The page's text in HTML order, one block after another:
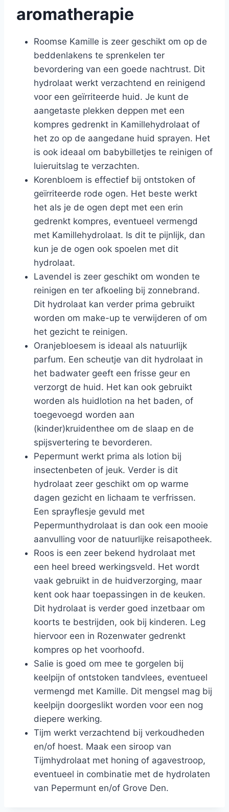
aromatherapie
Roomse Kamille is zeer geschikt om op de
beddenlakens te sprenkelen ter
bevordering van een goede nachtrust. Dit
hydrolaat werkt verzachtend en reinigend
voor een geïrriteerde huid. Je kunt de
aangetaste plekken deppen met een
kompres gedrenkt in Kamillehydrolaat of
het zo op de aangedane huid sprayen. Het
is ook ideaal om babybilletjes te reinigen of
luieruitslag te verzachten.
Korenbloem is effectief bij ontstoken of
geïrriteerde rode ogen. Het beste werkt
het als je de ogen dept met een erin
gedrenkt kompres, eventueel vermengd
met Kamillehydrolaat. Is dit te pijnlijk, dan
kun je de ogen ook spoelen met dit
hydrolaat.
Lavendel is zeer geschikt om wonden te
reinigen en ter afkoeling bij zonnebrand.
Dit hydrolaat kan verder prima gebruikt
worden om make-up te verwijderen of om
het gezicht te reinigen.
Oranjebloesem is ideaal als natuurlijk
parfum. Een scheutje van dit hydrolaat in
het badwater geeft een frisse geur en
verzorgt de huid. Het kan ook gebruikt
worden als huidlotion na het baden, of
toegevoegd worden aan
(kinder)kruidenthee om de slaap en de
spijsvertering te bevorderen.
Pepermunt werkt prima als lotion bij
insectenbeten of jeuk. Verder is dit
hydrolaat zeer geschikt om op warme
dagen gezicht en lichaam te verfrissen.
Een sprayflesje gevuld met
Pepermunthydrolaat is dan ook een mooie
aanvulling voor de natuurlijke reisapotheek.
Roos is een zeer bekend hydrolaat met
een heel breed werkingsveld. Het wordt
vaak gebruikt in de huidverzorging, maar
kent ook haar toepassingen in de keuken.
Dit hydrolaat is verder goed inzetbaar om
koorts te bestrijden, ook bij kinderen. Leg
hiervoor een in Rozenwater gedrenkt
kompres op het voorhoofd.
Salie is goed om mee te gorgelen bij
keelpijn of ontstoken tandvlees, eventueel
vermengd met Kamille. Dit mengsel mag bij
keelpijn doorgeslikt worden voor een nog
diepere werking.
Tijm werkt verzachtend bij verkoudheden
en/of hoest. Maak een siroop van
Tijmhydrolaat met honing of agavestroop,
eventueel in combinatie met de hydrolaten
van Pepermunt en/of Grove Den.